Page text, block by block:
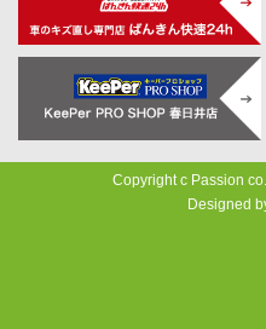
Copyright c Passion
Designed